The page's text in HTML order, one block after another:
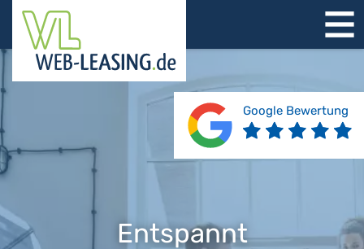
STARTSEITE
ÜBER UNS
PRODUKTE
REFERENZEN
BERATUNG
JOBS
KONTAKT
Entspannt
Google Bewertung